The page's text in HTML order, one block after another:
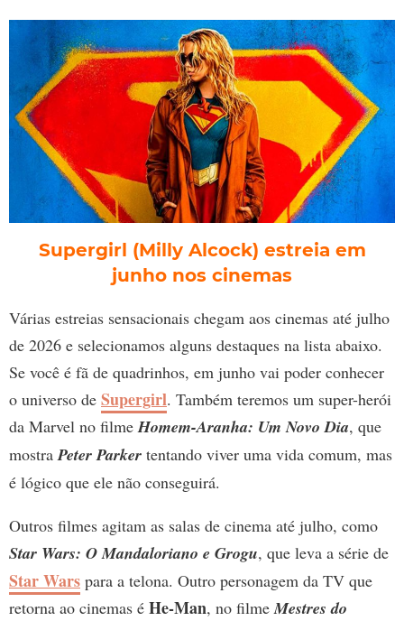
Supergirl (Milly Alcock) estreia em
junho nos cinemas
Várias estreias sensacionais chegam aos cinemas até julho
de 2026 e selecionamos alguns destaques na lista abaixo.
Se você é fã de quadrinhos, em junho vai poder conhecer
o universo de Supergirl. Também teremos um super-herói
da Marvel no filmeHomem-Aranha: Um Novo Dia, que
mostraPeter Parker tentando viver uma vida comum, mas
é lógico que ele não conseguirá.
Outros filmes agitam as salas de cinema até julho, como
Star Wars: O Mandaloriano e Grogu, que leva a série de
Star Wars para a telona. Outro personagem da TV que
retorna ao cinemas é He-Man, no filmeMestres do